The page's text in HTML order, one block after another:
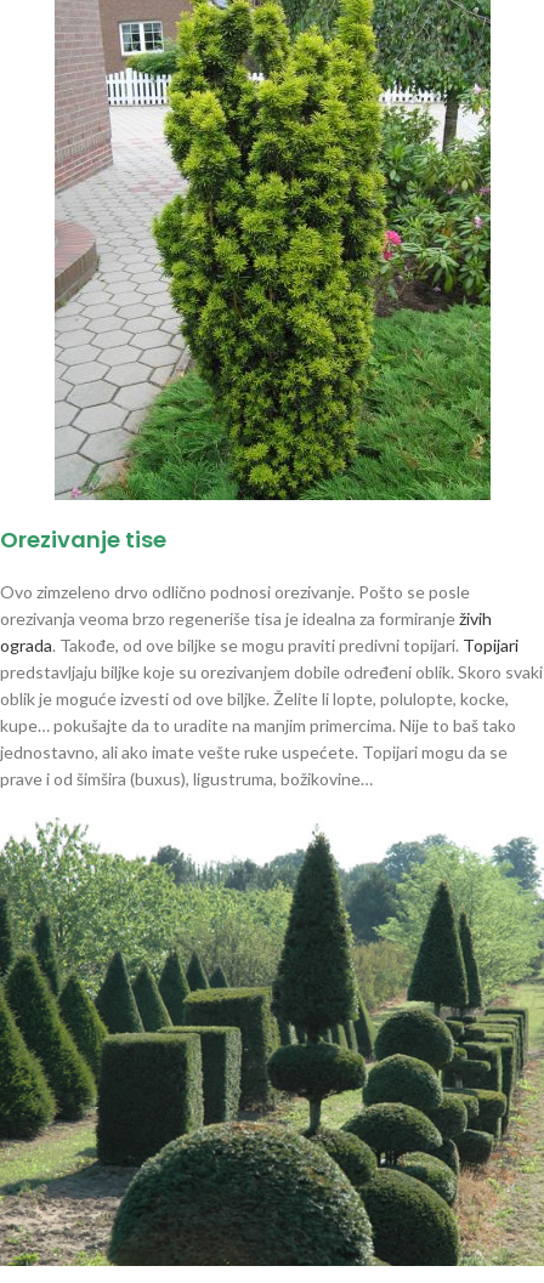
Orezivanje tise
Ovo zimzeleno drvo odlično podnosi orezivanje. Pošto se posle
orezivanja veoma brzo regeneriše tisa je idealna za formiranježivih
ograda. Takođe, od ove biljke se mogu praviti predivni topijari. Topijari
predstavljaju biljke koje su orezivanjem dobile određeni oblik. Skoro svaki
oblik je moguće izvesti od ove biljke. Želite li lopte, polulopte, kocke,
kupe… pokušajte da to uradite na manjim primercima. Nije to baš tako
jednostavno, ali ako imate vešte ruke uspećete. Topijari mogu da se
prave i od šimšira (buxus), ligustruma, božikovine…